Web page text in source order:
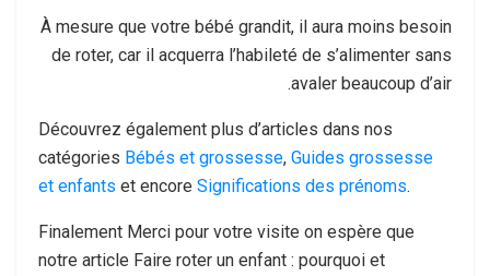
À mesure que votre bébé grandit, il aura moins besoin
de roter, car il acquerra l’habileté de s’alimenter sans
avaler beaucoup d’air.
Découvrez également plus d’articles dans nos
catégories Bébés et grossesse, Guides grossesse
et enfants et encore Significations des prénoms.
Finalement Merci pour votre visite on espère que
notre article Faire roter un enfant : pourquoi et